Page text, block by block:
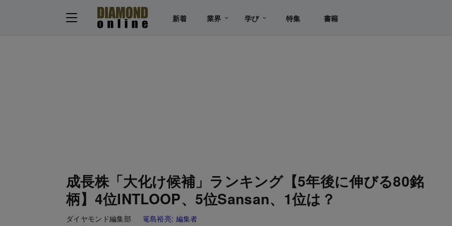
新着 業界 学び 特集 書籍
成長株「大化け候補」ランキング【5年後に伸びる80銘
柄】4位INTLOOP、5位Sansan、1位は？
ダイヤモンド編集部 篭島裕亮: 編集者